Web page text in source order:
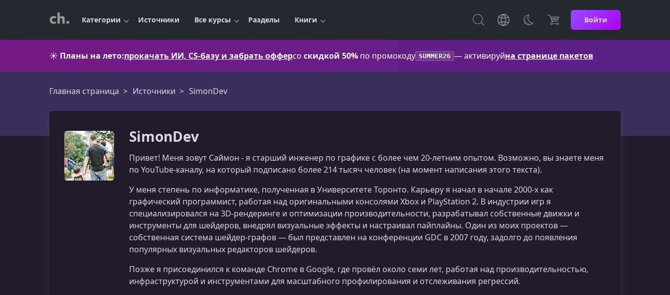
Категории Источники Все курсы Разделы Книги Войти
☀️ Планы на лето:прокачать ИИ, CS-базу и забрать офферсо скидкой 50% по промокоду SUMMER26 — активируйна странице пакетов
Главная страница Источники SimonDev
SimonDev
Привет! Меня зовут Саймон - я старший инженер по графике с более чем 20-летним опытом. Возможно, вы знаете меня
по YouTube‑каналу, на который подписано более 214 тысяч человек (на момент написания этого текста).
У меня степень по информатике, полученная в Университете Торонто. Карьеру я начал в начале 2000-х как
графический программист, работая над оригинальными консолями Xbox и PlayStation 2. В индустрии игр я
специализировался на 3D‑рендеринге и оптимизации производительности, разрабатывал собственные движки и
инструменты для шейдеров, внедрял визуальные эффекты и настраивал пайплайны. Один из моих проектов —
собственная система шейдер-графов — был представлен на конференции GDC в 2007 году, задолго до появления
популярных визуальных редакторов шейдеров.
Позже я присоединился к команде Chrome в Google, где провёл около семи лет, работая над производительностью,
инфраструктурой и инструментами для масштабного профилирования и отслеживания регрессий.